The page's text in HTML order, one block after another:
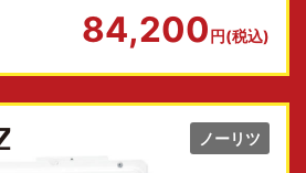
交換工事の流れ
運営会社
お問い合わせ
84,200円(税込)
ノーリツ